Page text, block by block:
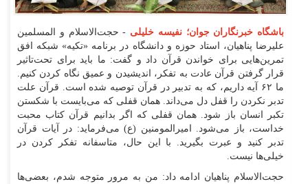
باشگاه خبرنگاران جوان؛ نفیسه خلیلی - حجت‌الاسلام و المسلمین
علیرضا پناهیان، استاد حوزه و دانشگاه در برنامه «تکیه» شبکه افق
تمرین‌هایی برای خواندن قرآن داد و گفت: ما باید برای تحت‌تاثیر
قرار گرفتن قرآن عادت به تفکر، اندیشیدن و عمیق نگاه کردن کنیم.
ما ۶۲ آیه داریم، که به تدبیر در قرآن توصیه شده است. قرآن علت
تدبر نکردن را قفل دل می‌داند. همان قفلی که می‌بایست با شکستن
تکبر انسان باز شود. همان قفلی که اگر بدانیم قرآن کتاب محبت
خداست، باز می‌شود. امیرالمومنین (ع) می‌فرماید: در آیات قرآن
تدبر کنید و عبرت بگیرید. با این حال، متاسفانه تفکر کردن در
خیلی‌ها نیست.
حجت‌الاسلام پناهیان ادامه داد: من به مرور متوجه شدم، بعضی‌ها